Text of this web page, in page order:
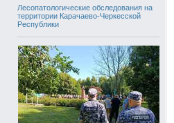
Лесопатологические обследования на
территории Карачаево-Черкесской
Республики